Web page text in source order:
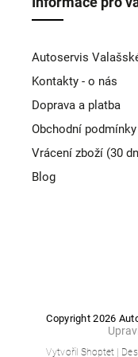
Autoservis
Kontakty - o nás
Doprava a platba
Obchodní podmínky
Vrácení zboží (30
Blog
Copyright 2026
VytvořilShoptet |